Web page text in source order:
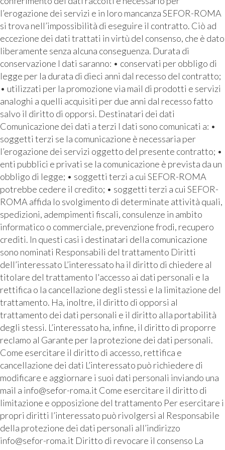
l’erogazione dei servizi e in loro mancanza SEFOR-ROMA
si trova nell’impossibilità di eseguire il contratto. Ciò ad
eccezione dei dati trattati in virtù del consenso, che è dato
liberamente senza alcuna conseguenza. Durata di
conservazione I dati saranno: • conservati per obbligo di
legge per la durata di dieci anni dal recesso del contratto;
• utilizzati per la promozione via mail di prodotti e servizi
analoghi a quelli acquisiti per due anni dal recesso fatto
salvo il diritto di opporsi. Destinatari dei dati
Comunicazione dei dati a terzi I dati sono comunicati a: •
soggetti terzi se la comunicazione è necessaria per
l’erogazione dei servizi oggetto del presente contratto; •
enti pubblici e privati se la comunicazione è prevista da un
obbligo di legge; • soggetti terzi a cui SEFOR-ROMA
potrebbe cedere il credito; • soggetti terzi a cui SEFOR-
ROMA affida lo svolgimento di determinate attività quali,
spedizioni, adempimenti fiscali, consulenze in ambito
informatico o commerciale, prevenzione frodi, recupero
crediti. In questi casi i destinatari della comunicazione
sono nominati Responsabili del trattamento Diritti
dell’interessato L’interessato ha il diritto di chiedere al
titolare del trattamento l'accesso ai dati personali e la
rettifica o la cancellazione degli stessi e la limitazione del
trattamento. Ha, inoltre, il diritto di opporsi al
trattamento dei dati personali e il diritto alla portabilità
degli stessi. L’interessato ha, infine, il diritto di proporre
reclamo al Garante per la protezione dei dati personali.
Come esercitare il diritto di accesso, rettifica e
cancellazione dei dati L’interessato può richiedere di
modificare e aggiornare i suoi dati personali inviando una
mail a info@sefor-roma.it Come esercitare il diritto di
limitazione e opposizione del trattamento Per esercitare i
propri diritti l’interessato può rivolgersi al Responsabile
della protezione dei dati personali all’indirizzo
info@sefor-roma.it Diritto di revocare il consenso La